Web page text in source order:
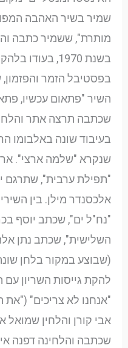
שמיר בשיר האהבה
מותרת", ששמיר כתבה
בשנת 1970,
בפסטיבל הזמר
השיר "פתאום עכשיו,
שכתבה תרצה אתר
שנקרא "שלמה ארצי".
"תפילת ערבית", שתרגם
אלכסנדר מילן. בין
"נח"ל ים", שכתב יוסף
השלישית", שכתב נתן
(שבוצע במקור בלחן
להקת גייסות השריון עם
"אנחנו לא צריכים"
אבי קורן והלחין שמואל
שכתבה והלחינה דפנה